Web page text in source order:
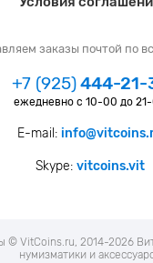
заказы почтой по
+7 (925)444-21-
ежедневно с 10-00 до
E-mail:
Skype: vitcoins.vit
© VitCoins.ru, 2014-2026
нумизматики и